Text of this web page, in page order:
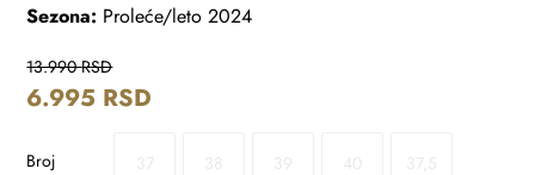
Sezona: Proleće/leto 2024
13.990RSD
6.995 RSD
Broj